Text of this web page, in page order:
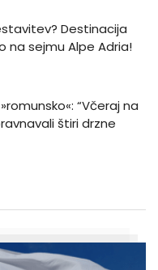
Destinacija
na sejmu Alpe Adria!
“Včeraj na
štiri drzne